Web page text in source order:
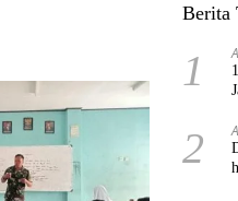
Berita
1
2